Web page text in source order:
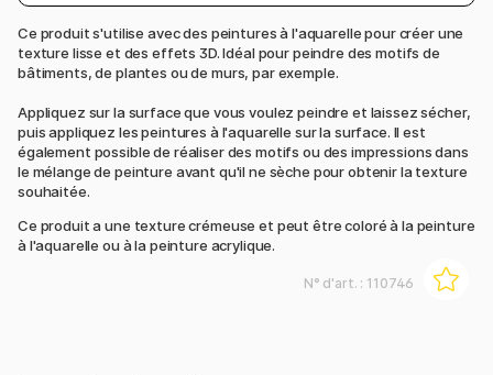
Ce produit s'utilise avec des peintures à l'aquarelle pour créer une
texture lisse et des effets 3D. Idéal pour peindre des motifs de
bâtiments, de plantes ou de murs, par exemple.
Appliquez sur la surface que vous voulez peindre et laissez sécher,
puis appliquez les peintures à l'aquarelle sur la surface. Il est
également possible de réaliser des motifs ou des impressions dans
le mélange de peinture avant qu'il ne sèche pour obtenir la texture
souhaitée.
Ce produit a une texture crémeuse et peut être coloré à la peinture
à l'aquarelle ou à la peinture acrylique.
N° d'art. : 110746